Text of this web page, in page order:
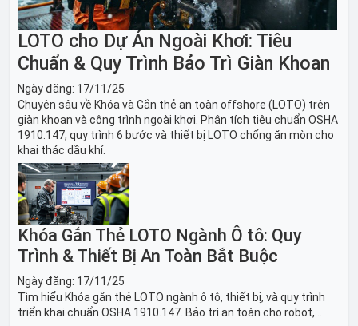
LOTO cho Dự Án Ngoài Khơi: Tiêu
Chuẩn & Quy Trình Bảo Trì Giàn Khoan
Ngày đăng: 17/11/25
Chuyên sâu về Khóa và Gắn thẻ an toàn offshore (LOTO) trên
giàn khoan và công trình ngoài khơi. Phân tích tiêu chuẩn OSHA
1910.147, quy trình 6 bước và thiết bị LOTO chống ăn mòn cho
khai thác dầu khí.
Khóa Gắn Thẻ LOTO Ngành Ô tô: Quy
Trình & Thiết Bị An Toàn Bắt Buộc
Ngày đăng: 17/11/25
Tìm hiểu Khóa gắn thẻ LOTO ngành ô tô, thiết bị, và quy trình
triển khai chuẩn OSHA 1910.147. Bảo trì an toàn cho robot,